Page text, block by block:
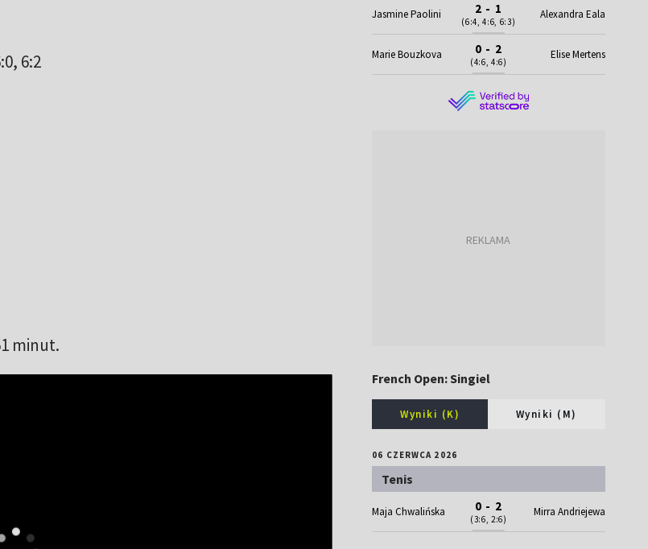
6:2
minut.
Jasmine Paolini 2 - 1
(6:4, 4:6, 6:3)
Alexandra Eala
Marie Bouzkova 0 - 2
(4:6, 4:6)
Elise Mertens
French Open: Singiel
Wyniki (K) Wyniki (M)
06 CZERWCA 2026
Tenis
Maja Chwalińska 0 - 2
(3:6, 2:6)
Mirra Andriejewa